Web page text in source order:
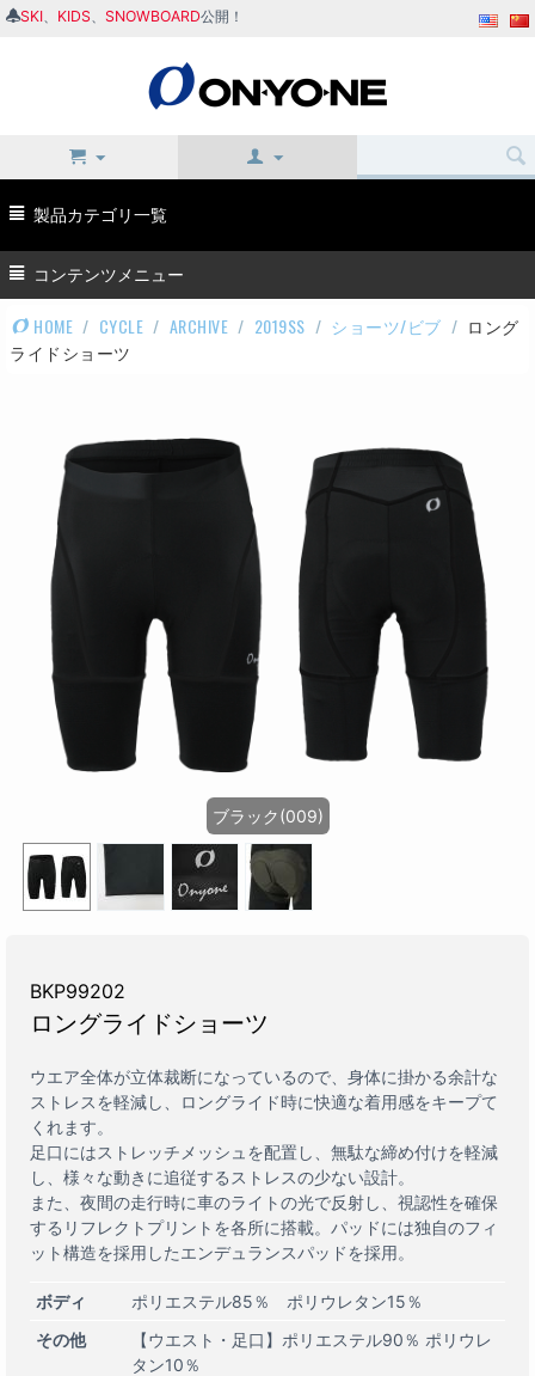
SKI KIDS SNOWBOARD公開！
製品カテゴリ一覧
コンテンツメニュー
HOME / CYCLE / ARCHIVE / 2019SS / ショーツ/ビブ / ロング
ライドショーツ
ブラック(009)
BKP99202
ロングライドショーツ
ウエア全体が立体裁断になっているので、身体に掛かる余計な
ストレスを軽減し、ロングライド時に快適な着用感をキープて
くれます。
足口にはストレッチメッシュを配置し、無駄な締め付けを軽減
し、様々な動きに追従するストレスの少ない設計。
また、夜間の走行時に車のライトの光で反射し、視認性を確保
するリフレクトプリントを各所に搭載。パッドには独自のフィ
ット構造を採用したエンデュランスパッドを採用。
ボディ
ポリエステル85％ ポリウレタン15％
その他
【ウエスト・足口】ポリエステル90％ ポリウレ
タン10％